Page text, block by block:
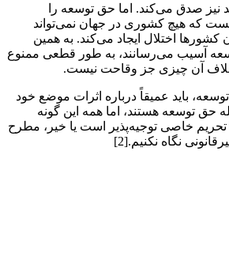
نیز صدق می‌کند. اما حق توسعه را
که هیچ کشوری در جهان نمی‌تواند
اختلال ایجاد می‌کند. به همین
آسیب می‌رسانند، به طور قطعی ممنوع
خلاف آن چیزی جز وقاحت نیست.
باید عمیقاً درباره اثرات موضع خود
حق توسعه هستند، اما همه این ‌گونه
تحریم خاصی توجیه‌پذیر است یا خیر، مطرح
نگاه نکنیم.[2]